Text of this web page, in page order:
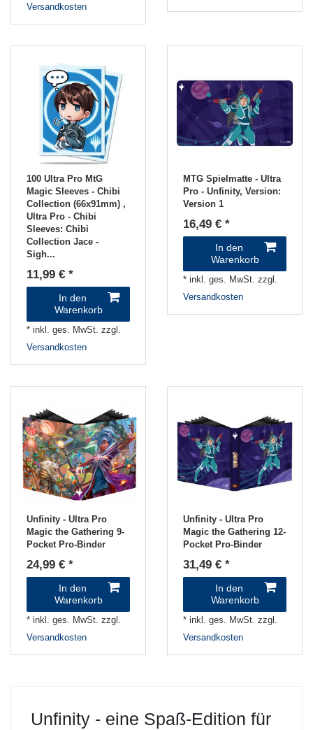
Versandkosten
100 Ultra Pro MtG
Magic Sleeves - Chibi
Collection (66x91mm) ,
Ultra Pro - Chibi
Sleeves: Chibi
Collection Jace -
Sigh...
11,99 € *
In den
Warenkorb
*inkl. ges. MwSt. zzgl.
Versandkosten
MTG Spielmatte - Ultra
Pro - Unfinity, Version:
Version 1
16,49 € *
In den
Warenkorb
*inkl. ges. MwSt. zzgl.
Versandkosten
Unfinity - Ultra Pro
Magic the Gathering 9-
Pocket Pro-Binder
24,99 € *
In den
Warenkorb
*inkl. ges. MwSt. zzgl.
Versandkosten
Unfinity - Ultra Pro
Magic the Gathering 12-
Pocket Pro-Binder
31,49 € *
In den
Warenkorb
*inkl. ges. MwSt. zzgl.
Versandkosten
Unfinity - eine Spaß-Edition für